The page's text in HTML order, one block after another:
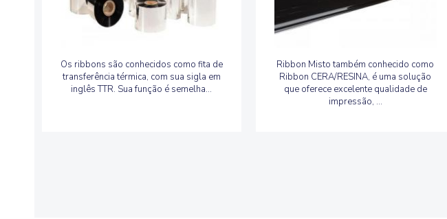
Os ribbons são conhecidos como fita de
transferência térmica, com sua sigla em
inglês TTR. Sua função é semelha...
Ribbon Misto também conhecido como
Ribbon CERA/RESINA, é uma solução
que oferece excelente qualidade de
impressão, ...